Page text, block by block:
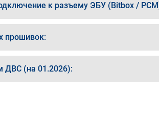
к разъему ЭБУ (Bitbox /
прошивок:
ДВС (на 01.2026):